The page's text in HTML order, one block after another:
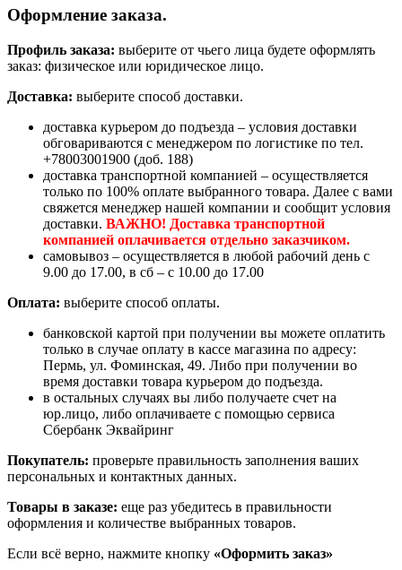
Оформление заказа.
Профиль заказа: выберите от чьего лица будете оформлять
заказ: физическое или юридическое лицо.
Доставка: выберите способ доставки.
доставка курьером до подъезда – условия доставки
обговариваются с менеджером по логистике по тел.
+78003001900 (доб. 188)
доставка транспортной компанией – осуществляется
только по 100% оплате выбранного товара. Далее с вами
свяжется менеджер нашей компании и сообщит условия
доставки. ВАЖНО! Доставка транспортной
компанией оплачивается отдельно заказчиком.
самовывоз – осуществляется в любой рабочий день с
9.00 до 17.00, в сб – с 10.00 до 17.00
Оплата: выберите способ оплаты.
банковской картой при получении вы можете оплатить
только в случае оплату в кассе магазина по адресу:
Пермь, ул. Фоминская, 49. Либо при получении во
время доставки товара курьером до подъезда.
в остальных случаях вы либо получаете счет на
юр.лицо, либо оплачиваете с помощью сервиса
Сбербанк Эквайринг
Покупатель: проверьте правильность заполнения ваших
персональных и контактных данных.
Товары в заказе: еще раз убедитесь в правильности
оформления и количестве выбранных товаров.
Если всё верно, нажмите кнопку «Оформить заказ»